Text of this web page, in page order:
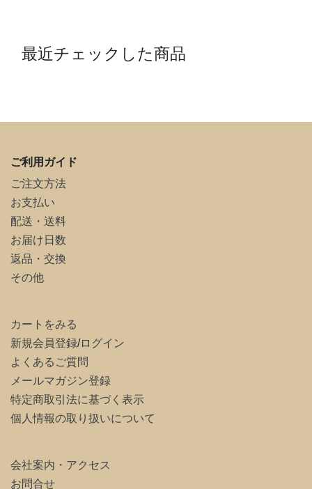
最近チェックした商品
ご利用ガイド
ご注文方法
お支払い
配送・送料
お届け日数
返品・交換
その他
カートをみる
新規会員登録/ログイン
よくあるご質問
メールマガジン登録
特定商取引法に基づく表示
個人情報の取り扱いについて
会社案内・アクセス
お問合せ